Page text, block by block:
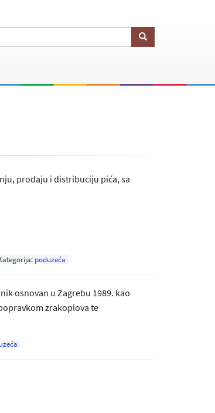
prodaju i distribuciju pića, sa
poduzeća
osnovan u Zagrebu 1989. kao
zrakoplova te